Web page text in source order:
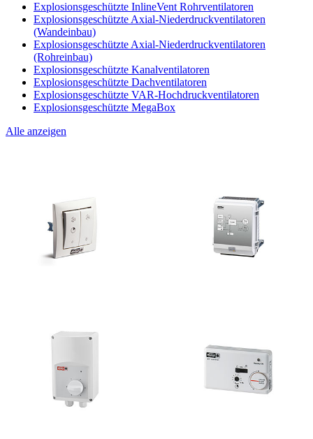
Explosionsgeschützte InlineVent Rohrventilatoren
Explosionsgeschützte Axial-Niederdruckventilatoren
(Wandeinbau)
Explosionsgeschützte Axial-Niederdruckventilatoren
(Rohreinbau)
Explosionsgeschützte Kanalventilatoren
Explosionsgeschützte Dachventilatoren
Explosionsgeschützte VAR-Hochdruckventilatoren
Explosionsgeschützte MegaBox
Alle anzeigen